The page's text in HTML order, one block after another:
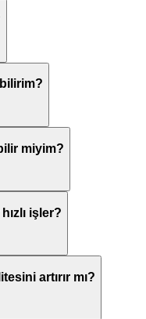
miyim?
işler?
artırır mı?